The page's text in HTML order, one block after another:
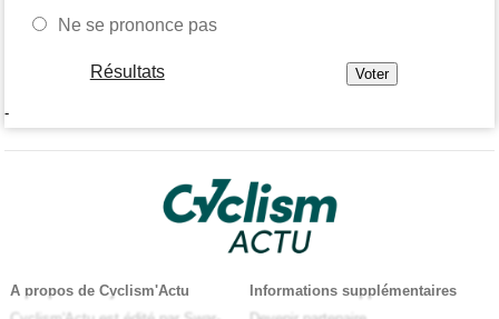
Ne se prononce pas
Résultats
-
A propos de Cyclism'Actu
Informations supplémentaires